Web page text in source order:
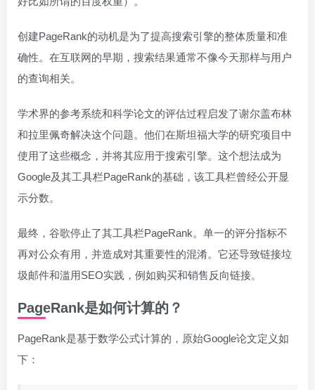
创建PageRank的动机是为了提高搜索引擎的整体质量和准
确性。在互联网的早期，搜索结果通常不像今天那样与用户
的查询相关。
学术界的参考系统和科学论文的评估​​过程启发了谢尔盖布林
和拉里佩奇解决这个问题。他们在斯坦福大学的研究项目中
使用了这些概念，并将其应用于搜索引擎。这个想法成为
Google及其工具栏PageRank的基础，该工具栏曾经公开显
示分数。
最终，谷歌停止了其工具栏PageRank。单一的评分指标不
再对公众有用，并造成对其重要性的混淆。它还导致链接垃
圾邮件和滥用SEO实践，例如购买和销售反向链接。
PageRank是如何计算的？
PageRank是基于数学公式计算的，原始Google论文定义如
下：